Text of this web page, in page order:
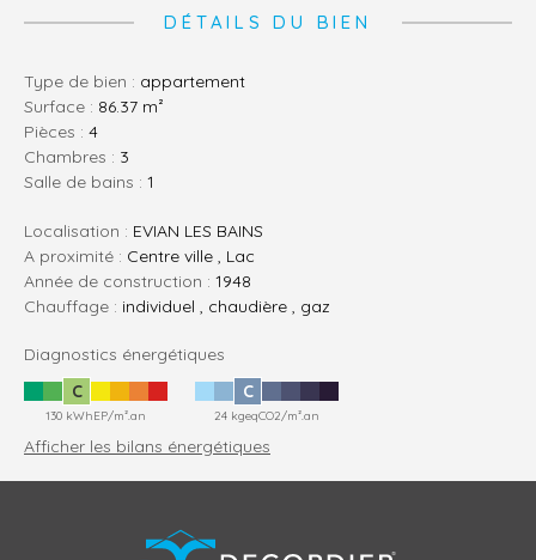
DÉTAILS DU BIEN
Type de bien : appartement
Surface : 86.37 m²
pièces : 4
chambres : 3
salle de bains : 1
Localisation : EVIAN LES BAINS
A proximité : Centre ville , Lac
Année de construction : 1948
Chauffage : individuel , chaudière , gaz
Diagnostics énergétiques
C
130 kWhEP/m².an
C
24 kgeqCO2/m².an
Afficher les bilans énergétiques